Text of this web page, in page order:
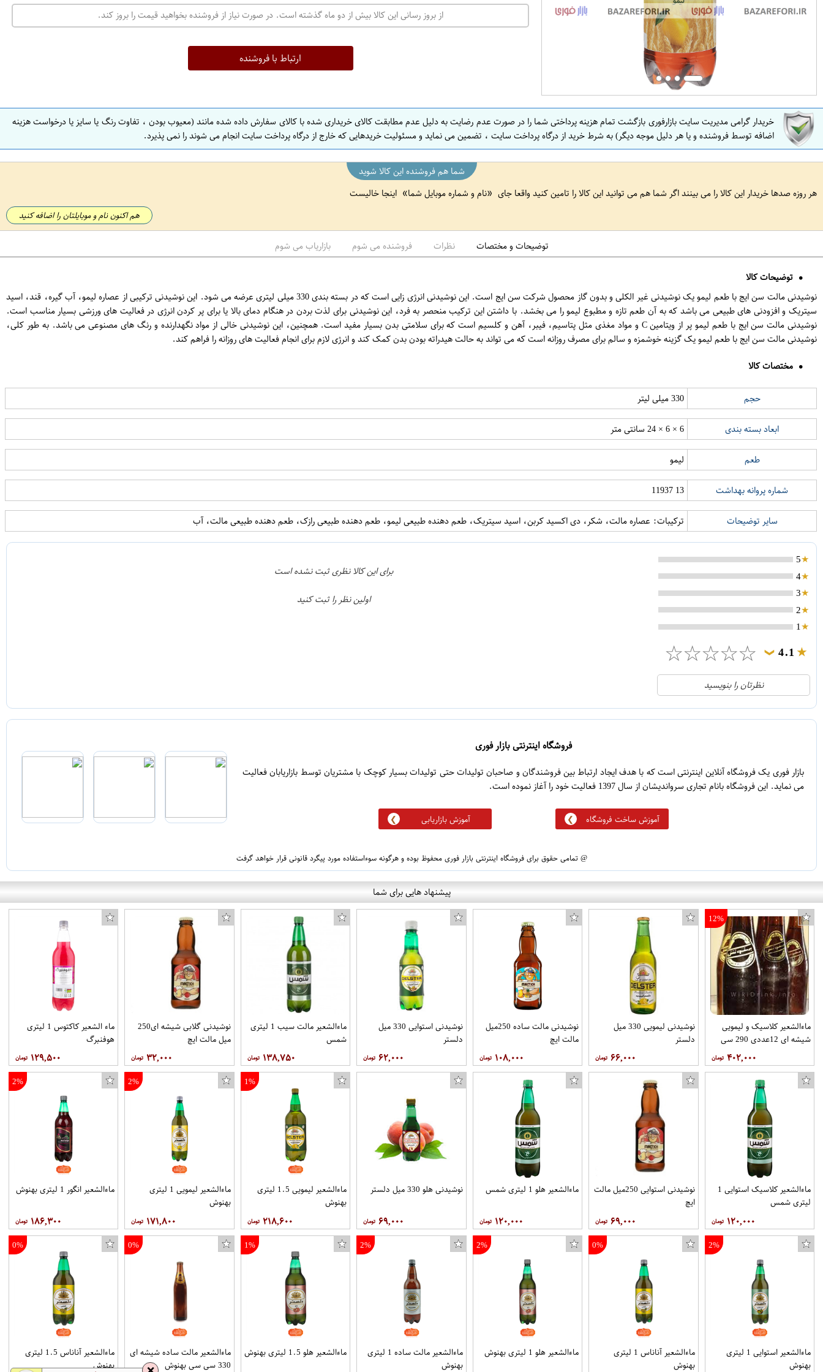
ت
ه
ا
ن
ص
ف
ه
ا
ف
ه
از بروز رسانی این کالا بیش از دو ماه گذشته است. در صورت نیاز از فروشنده بخواهید قیمت را بروز کند.
ارتباط با فروشنده
خریدار گرامی مدیریت سایت بازارفوری بازگشت تمام هزینه پرداختی شما را در صورت عدم رضایت به دلیل عدم مطابقت کالای خریداری شده با کالای سفارش داده شده مانند (معیوب بودن ، تفاوت رنگ یا سایز یا درخواست هزینه
اضافه توسط فروشنده و یا هر دلیل موجه دیگر) به شرط خرید از درگاه پرداخت سایت ، تضمین می نماید و مسئولیت خریدهایی که خارج از درگاه پرداخت سایت انجام می شوند را نمی پذیرد.
شما هم فروشنده این کالا شوید
هر روزه صدها خریدار این کالا را می بینند اگر شما هم می توانید این کالا را تامین کنید واقعا جای
نام و شماره موبایل شما اینجا خالیست
هم اکنون نام و موبایلتان را اضافه کنید
توضیحات و مختصات نظرات فروشنده می شوم بازاریاب می شوم
توضیحات کالا
نوشیدنی مالت سن ایج با طعم لیمو یک نوشیدنی غیر الکلی و بدون گاز محصول شرکت سن ایج است. این نوشیدنی انرژی زایی است که در بسته بندی 330 میلی لیتری عرضه می شود. این نوشیدنی ترکیبی از عصاره لیمو، آب گیره، قند، اسید
سیتریک و افزودنی های طبیعی می باشد که به آن طعم تازه و مطبوع لیمو را می بخشد. با داشتن این ترکیب منحصر به فرد، این نوشیدنی برای لذت بردن در هنگام دمای بالا یا برای پر کردن انرژی در فعالیت های ورزشی بسیار مناسب است.
نوشیدنی مالت سن ایج با طعم لیمو پر از ویتامین C و مواد مغذی مثل پتاسیم، فیبر، آهن و کلسیم است که برای سلامتی بدن بسیار مفید است. همچنین، این نوشیدنی خالی از مواد نگهدارنده و رنگ های مصنوعی می باشد. به طور کلی،
نوشیدنی مالت سن ایج با طعم لیمو یک گزینه خوشمزه و سالم برای مصرف روزانه است که می تواند به حالت هیدراته بودن بدن کمک کند و انرژی لازم برای انجام فعالیت های روزانه را فراهم کند.
مختصات کالا
حجم 330 میلی لیتر
ابعاد بسته بندی 6 × 6 × 24 سانتی متر
طعم لیمو
شماره پروانه بهداشت 13 11937
سایر توضیحات ترکیبات: عصاره مالت، شکر، دی اکسید کربن، اسید سیتریک، طعم دهنده طبیعی لیمو، طعم دهنده طبیعی رازک، طعم دهنده طبیعی مالت، آب
5
4
3
2
1
4.1
❯
☆
☆
☆
☆
☆
21
3
1
1
5
نظرتان را بنویسید
برای این کالا نظری ثبت نشده است
اولین نظر را ثبت کنید
فروشگاه اینترنتی بازار فوری
بازار فوری یک فروشگاه آنلاین اینترنتی است که با هدف ایجاد ارتباط بین فروشندگان و صاحبان تولیدات حتی تولیدات بسیار کوچک با مشتریان توسط بازاریابان فعالیت
می نماید. این فروشگاه بانام تجاری سرواندیشان از سال 1397 فعالیت خود را آغاز نموده است.
آموزش ساخت فروشگاه آموزش بازاریابی
@ تمامی حقوق برای فروشگاه اینترنتی بازار فوری محفوظ بوده و هرگونه سوءاستفاده مورد پیگرد قانونی قرار خواهد گرفت
پیشنهاد هایی برای شما
12%
ماءالشعیر کلاسیک و لیمویی
شیشه ای 12عددی 290 سی
۴۰۲,۰۰۰
نوشیدنی لیمویی 330 میل
دلستر
۶۶,۰۰۰
نوشیدنی مالت ساده 250میل
مالت ایچ
۱۰۸,۰۰۰
نوشیدنی استوایی 330 میل
دلستر
۶۲,۰۰۰
ماءالشعیر مالت سیب 1 لیتری
شمس
۱۳۸,۷۵۰
نوشیدنی گلابی شیشه ای250
میل مالت ایچ
۳۲,۰۰۰
ماء الشعیر کاکتوس 1 لیتری
هوفنبرگ
۱۲۹,۵۰۰
ماءالشعیر کلاسیک استوایی 1
لیتری شمس
۱۲۰,۰۰۰
نوشیدنی استوایی 250میل مالت
ایچ
۶۹,۰۰۰
ماءالشعیر هلو 1 لیتری شمس
۱۲۰,۰۰۰
نوشیدنی هلو 330 میل دلستر
۶۹,۰۰۰
1%
ماءالشعیر لیمویی 1.5 لیتری
بهنوش
۲۱۸,۶۰۰
2%
ماءالشعیر لیمویی 1 لیتری
بهنوش
۱۷۱,۸۰۰
2%
ماءالشعیر انگور 1 لیتری بهنوش
۱۸۶,۳۰۰
2%
ماءالشعیر استوایی 1 لیتری
بهنوش
0%
ماءالشعیر آناناس 1 لیتری
بهنوش
2%
ماءالشعیر هلو 1 لیتری بهنوش
2%
ماءالشعیر مالت ساده 1 لیتری
بهنوش
1%
ماءالشعیر هلو 1.5 لیتری بهنوش
0%
ماءالشعیر مالت ساده شیشه ای
330 سی سی بهنوش
0%
ماءالشعیر آناناس 1.5 لیتری
بهنوش